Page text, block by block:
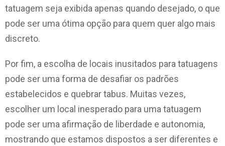
tatuagem seja exibida apenas quando desejado, o que
pode ser uma ótima opção para quem quer algo mais
discreto.
Por fim, a escolha de locais inusitados para tatuagens
pode ser uma forma de desafiar os padrões
estabelecidos e quebrar tabus. Muitas vezes,
escolher um local inesperado para uma tatuagem
pode ser uma afirmação de liberdade e autonomia,
mostrando que estamos dispostos a ser diferentes e